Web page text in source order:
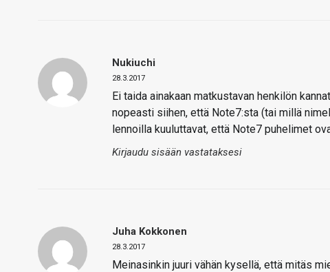
Nukiuchi
28.3.2017
Ei taida ainakaan matkustavan henkilön
nopeasti siihen, että Note7:sta (tai millä
lennoilla kuuluttavat, että Note7 puhelimet
Kirjaudu sisään vastataksesi
Juha Kokkonen
28.3.2017
Meinasinkin juuri vähän kysellä, että mitäs